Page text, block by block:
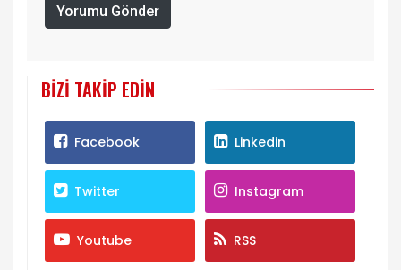
Yorumu Gönder
BIZI TAKIP EDIN
Facebook Linkedin
Twitter Instagram
Youtube RSS